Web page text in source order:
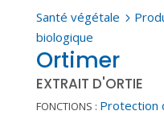
Santé végétale 5
biologique
Ortimer
EXTRAIT D'ORTIE
FONCTIONS : Protection